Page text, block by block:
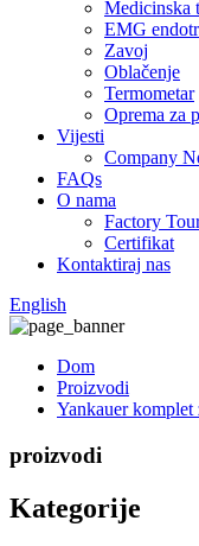
Medicinska
EMG
Zavoj
Oblačenje
Termometar
Oprema za
Vijesti
Company
FAQs
O nama
Factory
Certifikat
Kontaktiraj nas
English
Dom
Proizvodi
Yankauer komplet
proizvodi
Kategorije